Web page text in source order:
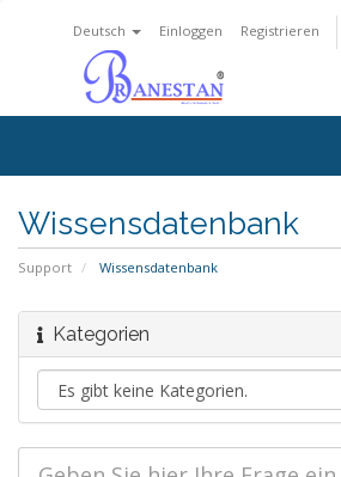
Deutsch Einloggen Registrieren
Wissensdatenbank
Support Wissensdatenbank
Kategorien